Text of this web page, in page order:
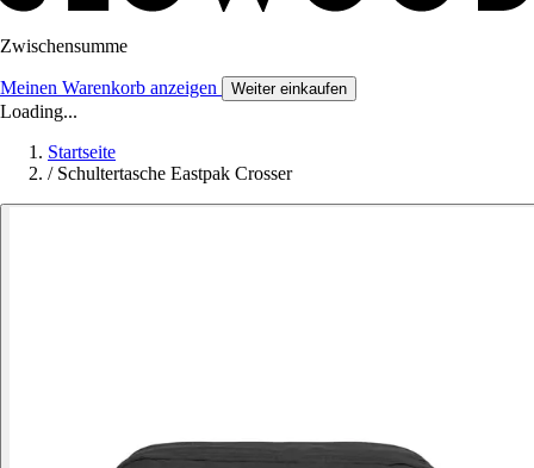
Zwischensumme
Meinen Warenkorb anzeigen Weiter einkaufen
Loading...
Startseite
/ Schultertasche Eastpak Crosser